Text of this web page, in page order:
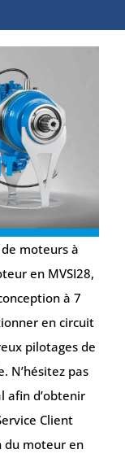
de moteurs à
en MVSI28,
à 7
en circuit
pilotages de
N’hésitez pas
afin d’obtenir
Client
du moteur en